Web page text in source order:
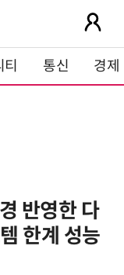
통신 경제
반영한 다
한계 성능